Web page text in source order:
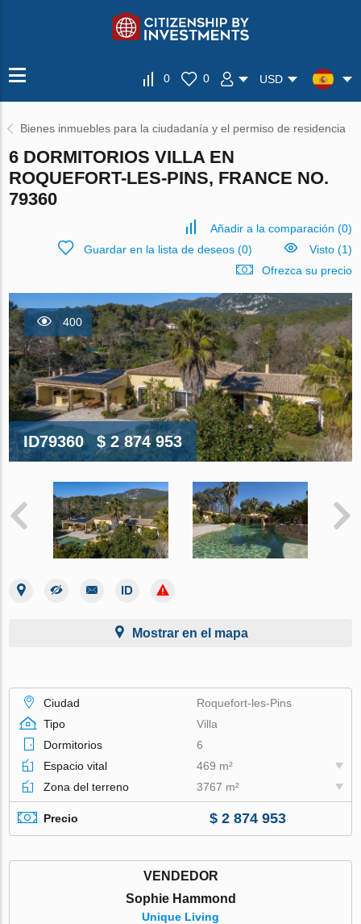
0 0 USD
Bienes inmuebles para la ciudadanía y el permiso de residencia
6 DORMITORIOS VILLA EN
ROQUEFORT-LES-PINS, FRANCE NO.
79360
Añadir a la comparación (0)
Guardar en la lista de deseos(0)
Visto (1)
Ofrezca su precio
400
ID79360 $ 2 874 953
Mostrar en el mapa
Ciudad
Roquefort-les-Pins
Tipo
Villa
Dormitorios
6
Espacio vital
469 m²
Zona del terreno
3767 m²
Precio $ 2 874 953
VENDEDOR
Sophie Hammond
Unique Living